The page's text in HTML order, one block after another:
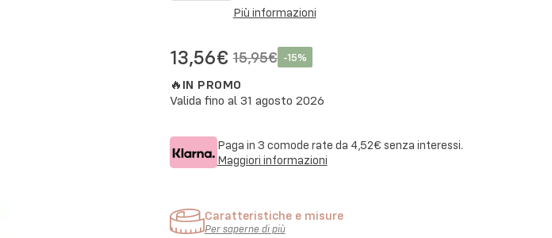
Più informazioni
13,56€ 15,95€ -15%
🔥 IN PROMO
Valida fino al 31 agosto 2026
Paga in 3 comode rate da 4,52€ senza interessi.
Maggiori informazioni
Caratteristiche e misure
Per saperne di più